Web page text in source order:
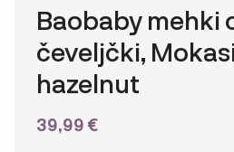
Baobaby mehki
čeveljčki,
hazelnut
39,99 €